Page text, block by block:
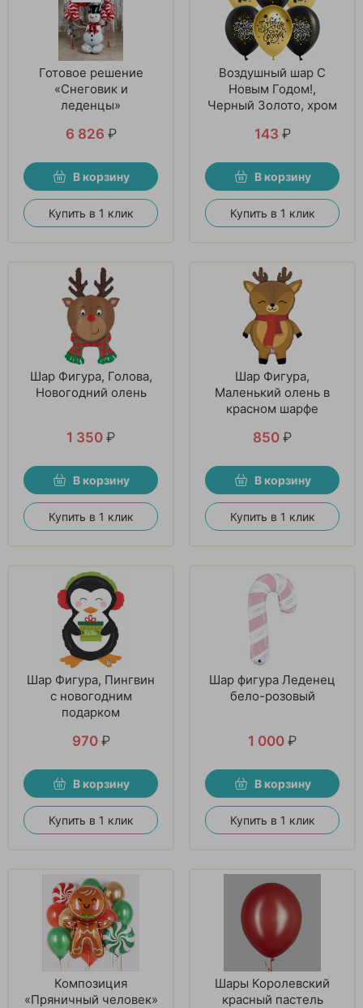
Готовое решение
«Снеговик и
леденцы»
6 826 ₽
В корзину
Купить в 1 клик
Воздушный шар С
Новым Годом!,
Черный Золото, хром
143 ₽
В корзину
Купить в 1 клик
Шар Фигура, Голова,
Новогодний олень
1 350 ₽
В корзину
Купить в 1 клик
Шар Фигура,
Маленький олень в
красном шарфе
850 ₽
В корзину
Купить в 1 клик
Шар Фигура, Пингвин
с новогодним
подарком
970 ₽
В корзину
Купить в 1 клик
Шар фигура Леденец
бело-розовый
1 000 ₽
В корзину
Купить в 1 клик
Композиция
«Пряничный человек»
Шары Королевский
красный пастель